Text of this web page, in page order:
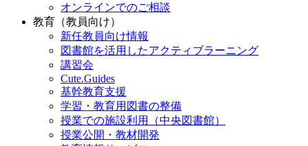
オンラインでのご相談
教育（教員向け）
新任教員向け情報
図書館を活用したアクティブラーニング
講習会
Cute.Guides
基幹教育支援
学習・教育用図書の整備
授業での施設利用（中央図書館）
授業公開・教材開発